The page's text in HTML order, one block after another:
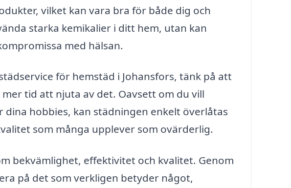
vilket kan vara bra för både dig och
starka kemikalier i ditt hem, utan kan
med hälsan.
för hemstäd i Johansfors, tänk på att
tid att njuta av det. Oavsett om du vill
hobbies, kan städningen enkelt överlåtas
som många upplever som ovärderlig.
bekvämlighet, effektivitet och kvalitet. Genom
på det som verkligen betyder något,